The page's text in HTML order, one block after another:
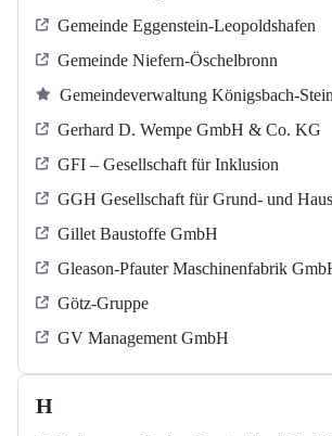
Gemeinde Eggenstein-Leopoldshafen
Gemeinde Niefern-Öschelbronn
Gemeindeverwaltung Königsbach-Stein
Gerhard D. Wempe GmbH & Co. KG
GFI – Gesellschaft für Inklusion
GGH Gesellschaft für Grund- und
Gillet Baustoffe GmbH
Gleason-Pfauter Maschinenfabrik
Götz-Gruppe
GV Management GmbH
H